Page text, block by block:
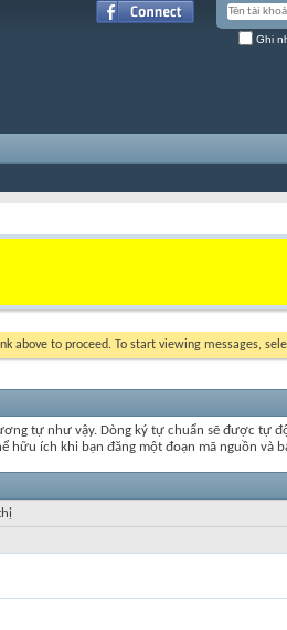
Ghi
above to proceed. To start viewing messages,
tự như vậy. Dòng ký tự chuẩn sẽ được tự
hữu ích khi bạn đăng một đoạn mã nguồn và